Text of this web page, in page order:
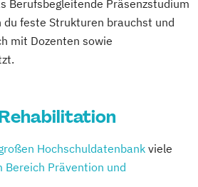
Berufsbegleitende Präsenzstudium
feste Strukturen brauchst und
mit Dozenten sowie
Hochschuldatenbank viele
Bereich Prävention und